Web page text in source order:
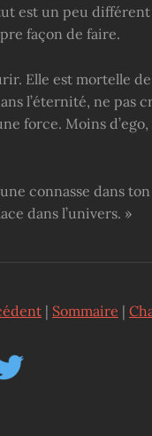
est un peu différent
façon de faire.
Elle est mortelle
l’éternité, ne pas
force. Moins
connasse dans
dans l’univers. »
| Sommaire |